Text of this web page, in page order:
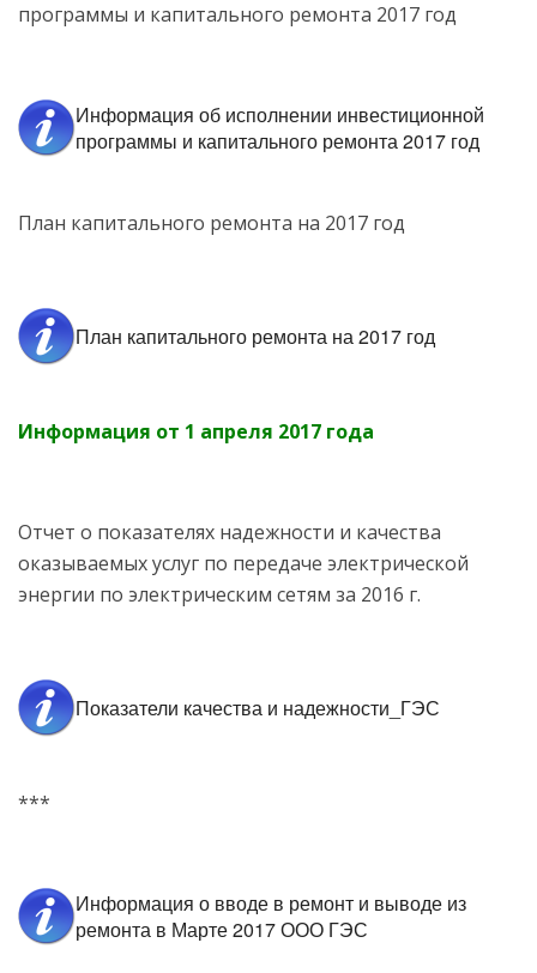
программы и капитального ремонта 2017 год
Информация об исполнении инвестиционной
программы и капитального ремонта 2017 год
План капитального ремонта на 2017 год
План капитального ремонта на 2017 год
Информация от 1 апреля 2017 года
Отчет о показателях надежности и качества
оказываемых услуг по передаче электрической
энергии по электрическим сетям за 2016 г.
Показатели качества и надежности_ГЭС
***
Информация о вводе в ремонт и выводе из
ремонта в Марте 2017 ООО ГЭС